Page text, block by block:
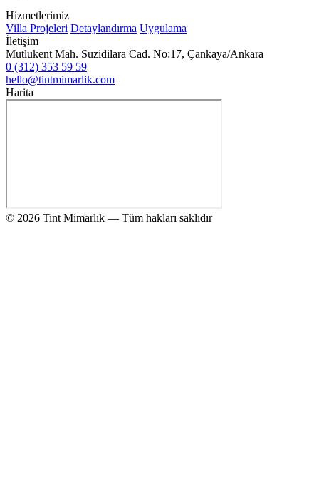
Hizmetlerimiz
Villa Projeleri Detaylandırma Uygulama
İletişim
Mutlukent Mah. Suzidilara Cad. No:17, Çankaya/Ankara
0 (312) 353 59 59
hello@tintmimarlik.com
Harita
© 2026 Tint Mimarlık — Tüm hakları saklıdır